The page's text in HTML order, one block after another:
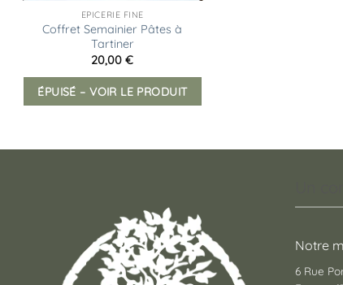
EPICERIE FINE
Coffret Semainier Pâtes à
Tartiner
20,00€
ÉPUISÉ – VOIR LE PRODUIT
Notre
6 Rue